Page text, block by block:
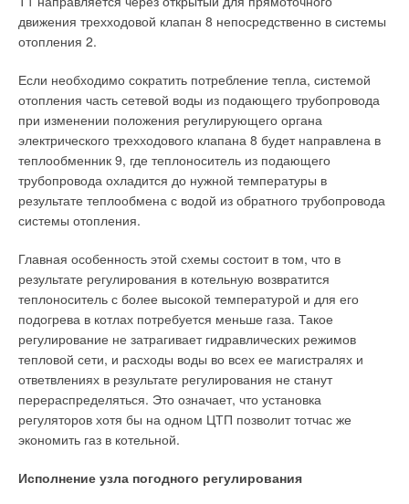
движения трехходовой клапан 8 непосредственно в системы
отопления 2.
Если необходимо сократить потребление тепла, системой
отопления часть сетевой воды из подающего трубопровода
при изменении положения регулирующего органа
электрического трехходового клапана 8 будет направлена в
теплообменник 9, где теплоноситель из подающего
трубопровода охладится до нужной температуры в
результате теплообмена с водой из обратного трубопровода
системы отопления.
Главная особенность этой схемы состоит в том, что в
результате регулирования в котельную возвратится
теплоноситель с более высокой температурой и для его
подогрева в котлах потребуется меньше газа. Такое
регулирование не затрагивает гидравлических режимов
тепловой сети, и расходы воды во всех ее магистралях и
ответвлениях в результате регулирования не станут
перераспределяться. Это означает, что установка
регуляторов хотя бы на одном ЦТП позволит тотчас же
экономить газ в котельной.
Исполнение узла погодного регулирования
В среде инвесторов вложения в тепловые активы все еще
оцениваются как более рискованные, чем
теплоснабжение (в отличие от электроснабжения) до сих пор
не реформировано! Специалисты считают, что столь
необходимые отрасли инвестиции начнут подтягиваться
лишь тогда, когда в ней сформируются четкие правила игры,
а муниципальная собственность станет рыночным активом.
Наведение порядка в вопросах коммерческого учета создаст
предпосылки для привлечения денежных активов в сферу
муниципальные унитарные предприятия (МУПы), которые
сейчас владеют тепловыми сетями. В перспективе
управление ими на концессионных условиях получат
частные инвесторы, которые отыщут недостающие у
муниципалов средства на ремонт для устранения утечек и
профилактику аварий.
Впрочем, после установки прибора потребитель не
обязательно будет платить меньше. Бывали ситуации, когда
расходы лишь возрастали по сравнению с расчетной
отражают истинное потребление энергии. А оно особенно
→ Об утилизации тепловых отходов
ЖУРНАЛ СОК ИЮНЬ 2026
→
Совершенствование отопительно-вентиляционных
→
Теплотехнические характеристики лучисто-конвективной
панели при эксплуатации в действующей котельной
Водонагреватель Royal Thermo Smalto Inverter:
интеллект, стиль и энергоэффективность
ЖУРНАЛ СОК ИЮНЬ 2026
Уведомления отключены
Комментарии
В этой теме еще нет комментариев
Добавить комментарий